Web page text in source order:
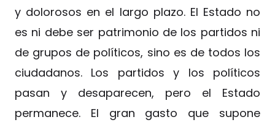
y dolorosos en el largo plazo. El Estado no
es ni debe ser patrimonio de los partidos ni
de grupos de políticos, sino es de todos los
ciudadanos. Los partidos y los políticos
pasan y desaparecen, pero el Estado
permanece. El gran gasto que supone